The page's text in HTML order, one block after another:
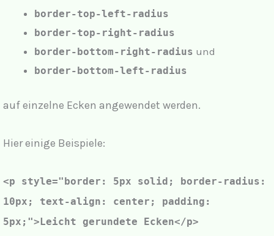
border-top-left-radius
border-top-right-radius
border-bottom-right-radius und
border-bottom-left-radius
auf einzelne Ecken angewendet werden.
Hier einige Beispiele:
<p style="border: 5px solid; border-radius:
10px; text-align: center; padding:
5px; ">Leicht gerundete Ecken</p>